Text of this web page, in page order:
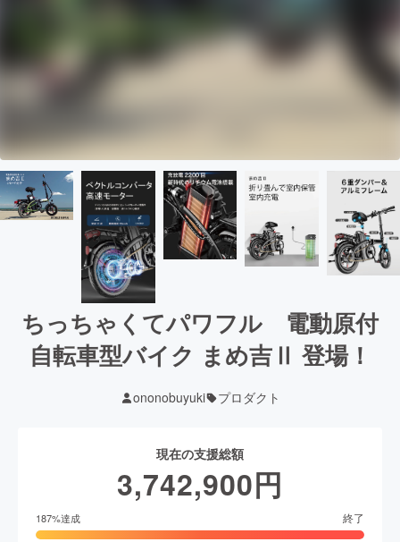
ちっちゃくてパワフル 電動原付
自転車型バイク まめ吉Ⅱ 登場！
ononobuyuki プロダクト
現在の支援総額
3,742,900円
187%達成 終了